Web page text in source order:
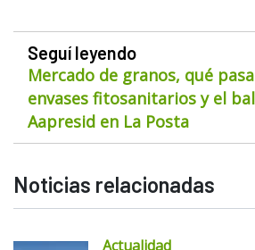
Seguí leyendo
Mercado de granos, qué
envases fitosanitarios y el
Aapresid en La Posta
Noticias relacionadas
Actualidad